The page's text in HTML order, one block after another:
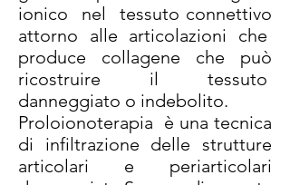
ionico nel tessuto connettivo
attorno alle articolazioni che
produce collagene che può
ricostruire il tessuto
danneggiato o indebolito.
Proloionoterapia è una tecnica
di infiltrazione delle strutture
articolari e periarticolari